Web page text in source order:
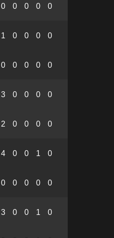
0 0 0 0 0
1 0 0 0 0
0 0 0 0 0
3 0 0 0 0
2 0 0 0 0
4 0 0 1 0
0 0 0 0 0
3 0 0 1 0